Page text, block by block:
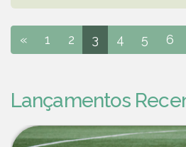
« 1 2 3 4 5 6
Lançamentos